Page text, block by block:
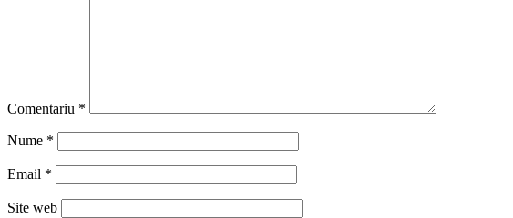
Comentariu *
Nume *
Email *
Site web